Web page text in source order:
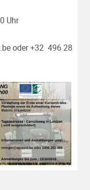
Uhr
oder +32 496 28